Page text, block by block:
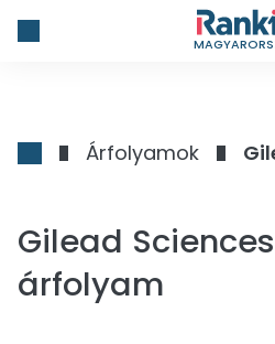
Árfolyamok
Gilead
árfolyam